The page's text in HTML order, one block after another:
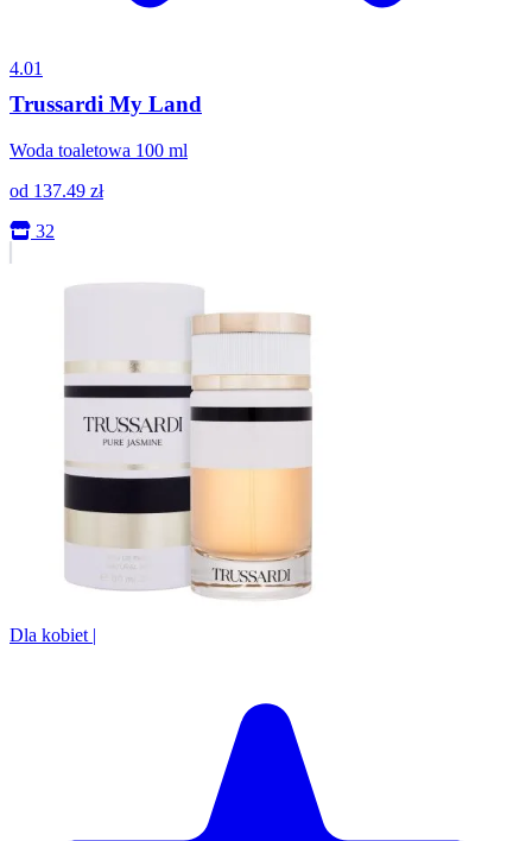
4.01
Trussardi My Land
Woda toaletowa 100 ml
od 137.49 zł
32
Dla kobiet |